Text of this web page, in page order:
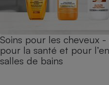
Soins pour les cheveux
pour la santé et pour
salles de bains